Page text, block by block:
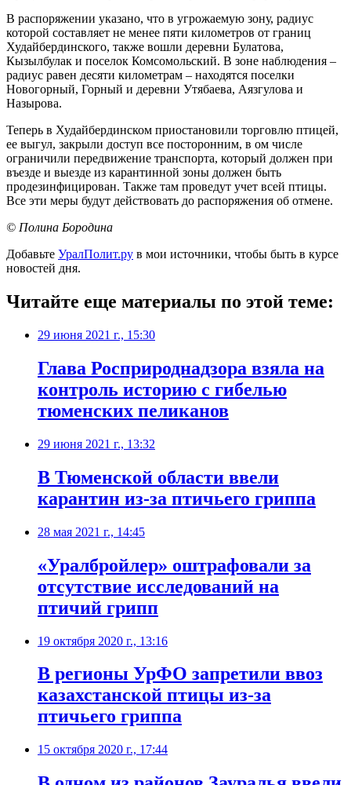
В распоряжении указано, что в угрожаемую зону, радиус
которой составляет не менее пяти километров от границ
Худайбердинского, также вошли деревни Булатова,
Кызылбулак и поселок Комсомольский. В зоне наблюдения –
радиус равен десяти километрам – находятся поселки
Новогорный, Горный и деревни Утябаева, Аязгулова и
Назырова.
Теперь в Худайбердинском приостановили торговлю птицей,
ее выгул, закрыли доступ все посторонним, в ом числе
ограничили передвижение транспорта, который должен при
въезде и выезде из карантинной зоны должен быть
продезинфицирован. Также там проведут учет всей птицы.
Все эти меры будут действовать до распоряжения об отмене.
© Полина Бородина
Добавьте УралПолит.ру в мои источники, чтобы быть в курсе
новостей дня.
Читайте еще материалы по этой теме:
29 июня 2021 г., 15:30
​Глава Росприроднадзора взяла на
контроль историю с гибелью
тюменских пеликанов
29 июня 2021 г., 13:32
​В Тюменской области ввели
карантин из-за птичьего гриппа
28 мая 2021 г., 14:45
​«Уралбройлер» оштрафовали за
отсутствие исследований на
птичий грипп
19 октября 2020 г., 13:16
​В регионы УрФО запретили ввоз
казахстанской птицы из-за
птичьего гриппа
15 октября 2020 г., 17:44